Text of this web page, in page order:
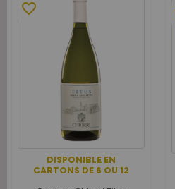
DISPONIBLE EN
CARTONS DE 6 OU 12
favorite_border